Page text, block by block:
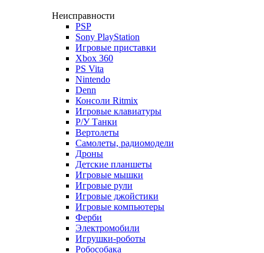
Неисправности
PSP
Sony PlayStation
Игровые приставки
Xbox 360
PS Vita
Nintendo
Denn
Консоли Ritmix
Игровые клавиатуры
Р/У Танки
Вертолеты
Самолеты, радиомодели
Дроны
Детские планшеты
Игровые мышки
Игровые рули
Игровые джойстики
Игровые компьютеры
Ферби
Электромобили
Игрушки-роботы
Робособака